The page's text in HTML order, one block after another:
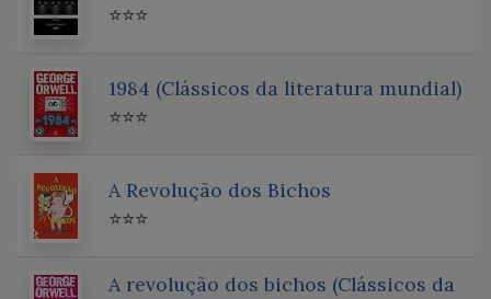
⭐⭐⭐
1984 (Clássicos da literatura mundial)
⭐⭐⭐
A Revolução dos Bichos
⭐⭐⭐
A revolução dos bichos (Clássicos da